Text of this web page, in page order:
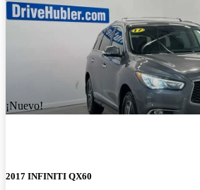
¡Nuevo!
2017 INFINITI QX60